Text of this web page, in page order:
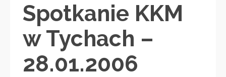
Spotkanie KKM
w Tychach –
28.01.2006